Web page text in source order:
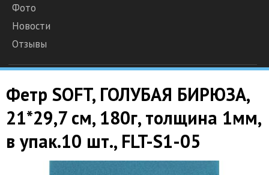
Фото
Новости
Отзывы
Фетр SOFT, ГОЛУБАЯ БИРЮЗА,
21*29,7 см, 180г, толщина 1мм,
в упак.10 шт., FLT-S1-05